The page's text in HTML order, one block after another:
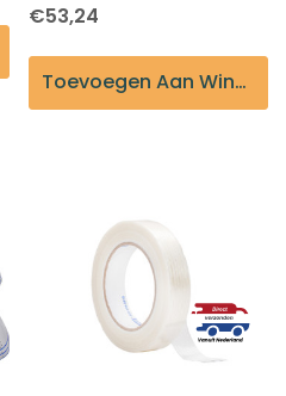
€53,24
Toevoegen Aan Winkelmandje